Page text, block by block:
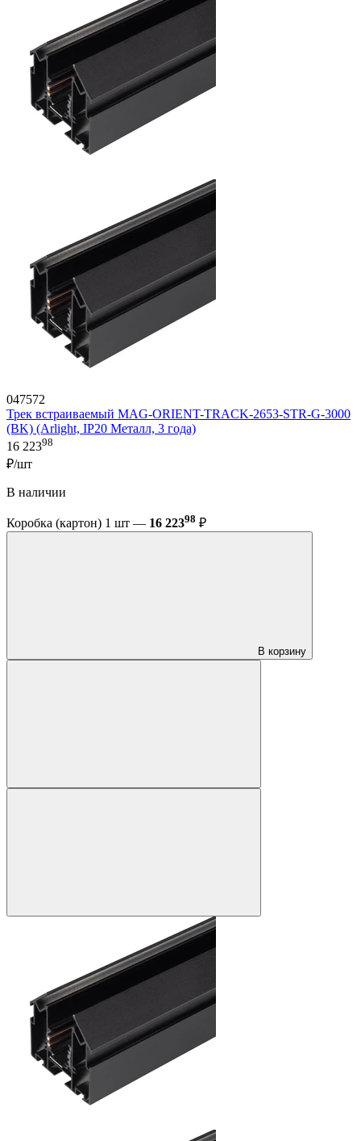
047572
Трек встраиваемый MAG-ORIENT-TRACK-2653-STR-G-3000
(BK) (Arlight, IP20 Металл, 3 года)
16 22398
₽/шт
В наличии
Коробка (картон) 1 шт — 16 22398 ₽
В корзину